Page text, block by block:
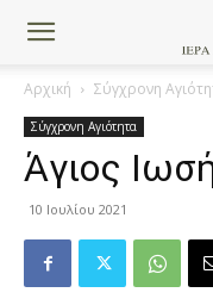
Αρχική Σύγχρονη
Σύγχρονη Αγιότητα
Άγιος
10 Ιουλίου 2021